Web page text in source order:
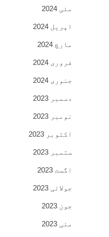
مئی 2024
اپریل 2024
مارچ 2024
فروری 2024
جنوری 2024
دسمبر 2023
نومبر 2023
اکتوبر 2023
ستمبر 2023
اگست 2023
جولائی 2023
جون 2023
مئی 2023